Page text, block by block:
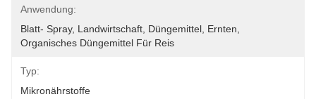
Anwendung:
Blatt- Spray, Landwirtschaft, Düngemittel, Ernten,
Organisches Düngemittel Für Reis
Typ:
Mikronährstoffe